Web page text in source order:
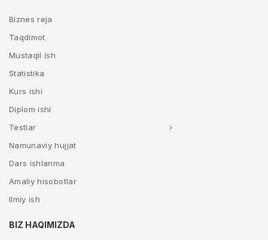
Biznes reja
Taqdimot
Mustaqil ish
Statistika
Kurs ishi
Diplom ishi
Testlar
Namunaviy hujjat
Dars ishlanma
Amaliy hisobotlar
Ilmiy ish
BIZ HAQIMIZDA